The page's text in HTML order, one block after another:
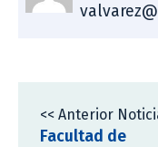
<< Anterior
Facultad de